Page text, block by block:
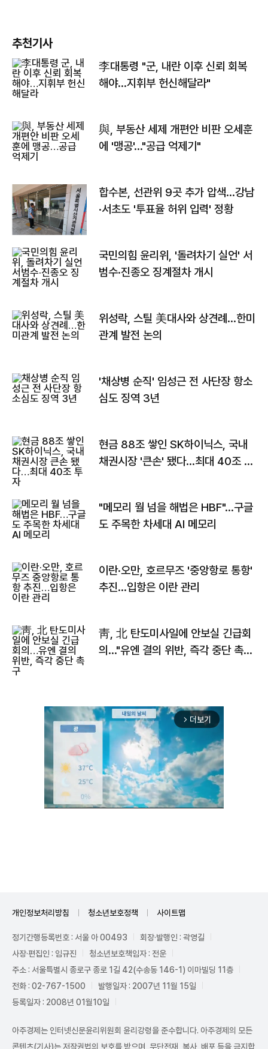
추천기사
李대통령 "군, 내란 이후 신뢰 회복
해야…지휘부 헌신해달라"
與, 부동산 세제 개편안 비판 오세훈
에 '맹공'…"공급 억제기"
합수본, 선관위 9곳 추가 압색…강남
·서초도 '투표율 허위 입력' 정황
국민의힘 윤리위, '돌려차기 실언' 서
범수·진종오 징계절차 개시
위성락, 스틸 美대사와 상견례…한미
관계 발전 논의
'채상병 순직' 임성근 전 사단장 항소
심도 징역 3년
현금 88조 쌓인 SK하이닉스, 국내
채권시장 '큰손' 됐다…최대 40조 투
"메모리 월 넘을 해법은 HBF"…구글
도 주목한 차세대 AI 메모리
이란·오만, 호르무즈 '중앙항로 통항'
추진…입항은 이란 관리
靑, 北 탄도미사일에 안보실 긴급회
의…"유엔 결의 위반, 즉각 중단 촉
arrow_forward_ios 더보기
개인정보처리방침 청소년보호정책 사이트맵
정기간행등록번호 : 서울 아 00493
회장·발행인 : 곽영길
사장·편집인 : 임규진
청소년보호책임자 : 전운
주소 : 서울특별시 종로구 종로 1길 42(수송동 146-1) 이마빌딩 11층
전화 : 02-767-1500
발행일자 : 2007년 11월 15일
등록일자 : 2008년 01월10일
아주경제는 인터넷신문윤리위원회 윤리강령을 준수합니다. 아주경제의 모든
콘텐츠(기사)는 저작권법의 보호를 받으며, 무단전재, 복사, 배포 등을 금지합